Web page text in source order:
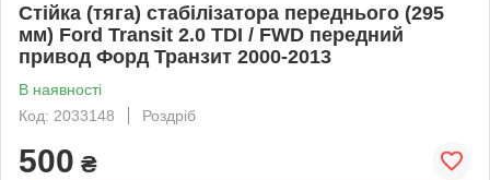
Стійка (тяга) стабілізатора переднього (295
мм) Ford Transit 2.0 TDI / FWD передний
привод Форд Транзит 2000-2013
В наявності
Код: 2033148
Роздріб
500 ₴